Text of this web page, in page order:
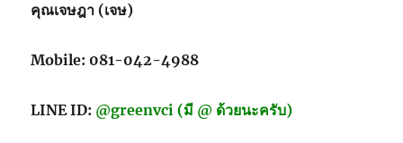
คุณเจษฎา (เจษ)
Mobile: 081-042-4988
LINE ID: @greenvci (มี @ ด้วยนะครับ)